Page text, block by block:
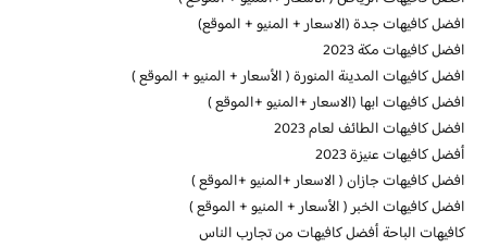
افضل كافيهات جدة (الاسعار + المنيو + الموقع)
افضل كافيهات مكة 2023
افضل كافيهات المدينة المنورة ( الأسعار + المنيو + الموقع )
افضل كافيهات ابها (الاسعار +المنيو +الموقع )
افضل كافيهات الطائف لعام 2023
أفضل كافيهات عنيزة 2023
افضل كافيهات جازان ( الاسعار +المنيو +الموقع )
افضل كافيهات الخبر ( الأسعار + المنيو + الموقع )
كافيهات الباحة أفضل كافيهات من تجارب الناس